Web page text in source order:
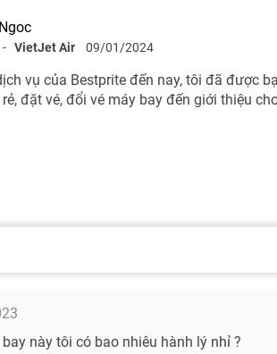
- VietJet Air 09/01/2024
vụ của Bestprite đến nay, tôi đã được
đặt vé, đổi vé máy bay đến giới thiệu
này tôi có bao nhiêu hành lý nhỉ ?